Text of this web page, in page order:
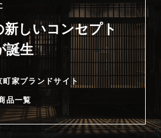
新しいコンセプト
誕生
家ブランドサイト
品一覧